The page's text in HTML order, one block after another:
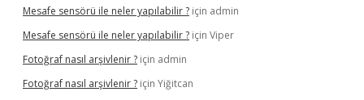
Mesafe sensörü ile neler yapılabilir ? için admin
Mesafe sensörü ile neler yapılabilir ? için Viper
Fotoğraf nasıl arşivlenir ? için admin
Fotoğraf nasıl arşivlenir ? için Yiğitcan